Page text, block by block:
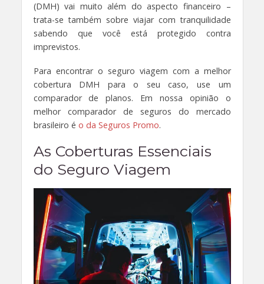
(DMH) vai muito além do aspecto financeiro –
trata-se também sobre viajar com tranquilidade
sabendo que você está protegido contra
imprevistos.
Para encontrar o seguro viagem com a melhor
cobertura DMH para o seu caso, use um
comparador de planos. Em nossa opinião o
melhor comparador de seguros do mercado
brasileiro é o da Seguros Promo.
As Coberturas Essenciais
do Seguro Viagem